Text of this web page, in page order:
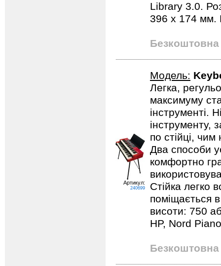
Library 3.0.
396 х 174 мм.
Безкоштовна
Артикул:
240699
Модель:
Легка,
максимуму
інструменті.
інструменту,
по стійці,
Два способи
комфортно
Стійка легко
поміщається
висоти: 750
HP, Nord
Безкоштовна